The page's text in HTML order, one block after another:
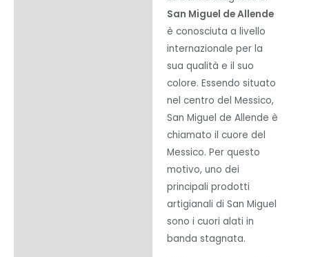
San Miguel de Allende
è conosciuta a livello
internazionale per la
sua qualità e il suo
colore. Essendo situato
nel centro del Messico,
San Miguel de Allende è
chiamato il cuore del
Messico. Per questo
motivo, uno dei
principali prodotti
artigianali di San Miguel
sono i cuori alati in
banda stagnata.